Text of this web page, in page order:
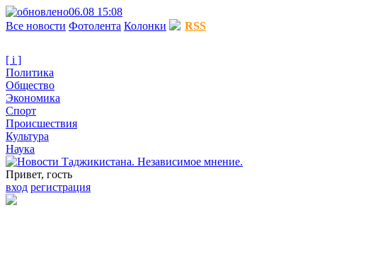
06.08 15:08
Все новости Фотолента Колонки RSS
[ i ]
Политика
Общество
Экономика
Спорт
Происшествия
Культура
Наука
Привет, гость
вход регистрация